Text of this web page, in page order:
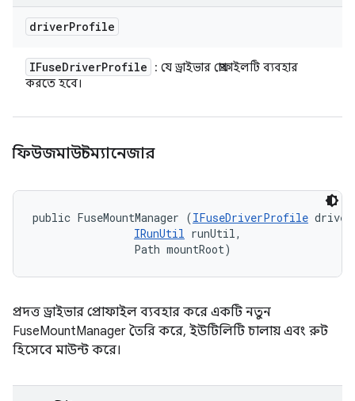
driverProfile
IFuseDriverProfile
: যে ড্রাইভার প্রোফাইলটি ব্যবহার
করতে হবে।
ফিউজমাউন্টম্যানেজার
public FuseMountManager (IFuseDriverProfile
IRunUtil runUtil,
                Path mountRoot)
প্রদত্ত ড্রাইভার প্রোফাইল ব্যবহার করে একটি নতুন
FuseMountManager তৈরি করে, ইউটিলিটি চালায় এবং রুট
হিসেবে মাউন্ট করে।